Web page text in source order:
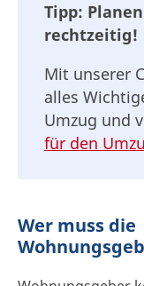
Tipp:
rechtzeitig!
Mit unserer
alles
Umzug und
für den
Wer muss die